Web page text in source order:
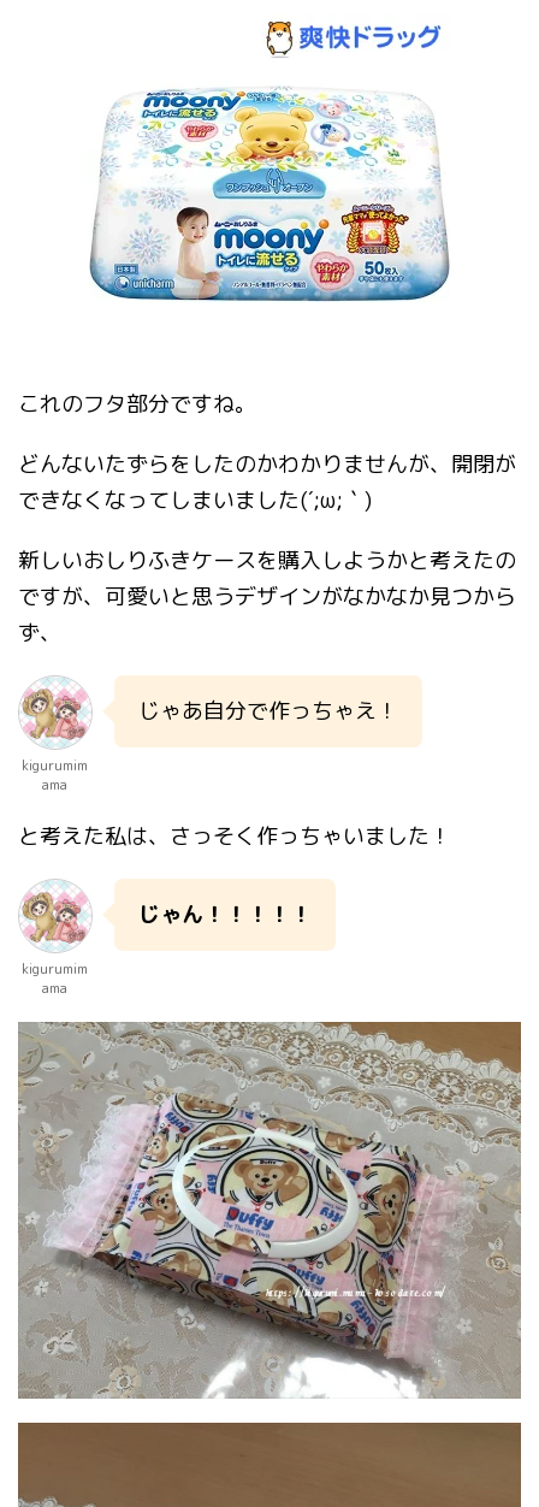
これのフタ部分ですね。
どんないたずらをしたのかわかりませんが、開閉が
できなくなってしまいました(´;ω;｀)
新しいおしりふきケースを購入しようかと考えたの
ですが、可愛いと思うデザインがなかなか見つから
ず、
kigurumim
ama
じゃあ自分で作っちゃえ！
と考えた私は、さっそく作っちゃいました！
kigurumim
ama
じゃん！！！！！